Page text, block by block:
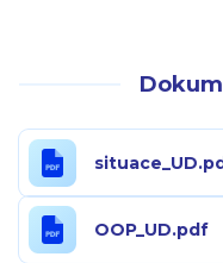
OOP_UD.pdf